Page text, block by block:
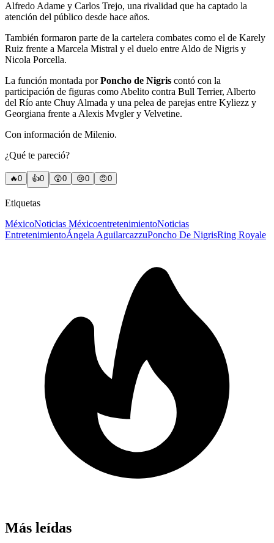
Alfredo Adame y Carlos Trejo, una rivalidad que ha captado la
atención del público desde hace años.
También formaron parte de la cartelera combates como el de Karely
Ruiz frente a Marcela Mistral y el duelo entre Aldo de Nigris y
Nicola Porcella.
La función montada porPoncho de Nigris contó con la
participación de figuras como Abelito contra Bull Terrier, Alberto
del Río ante Chuy Almada y una pelea de parejas entre Kyliezz y
Georgiana frente a Alexis Mvgler y Velvetine.
Con información de Milenio.
¿Qué te pareció?
🔥0 👍0 😲0 😢0 😠0
Etiquetas
MéxicoNoticias MéxicoentretenimientoNoticias
EntretenimientoÁngela AguilarcazzuPoncho De NigrisRing Royale
Más leídas